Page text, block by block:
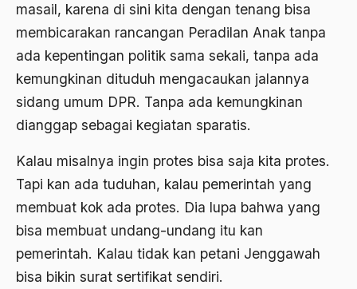
masail, karena di sini kita dengan tenang bisa
membicarakan rancangan Peradilan Anak tanpa
ada kepentingan politik sama sekali, tanpa ada
kemungkinan dituduh mengacaukan jalannya
sidang umum DPR. Tanpa ada kemungkinan
dianggap sebagai kegiatan sparatis.
Kalau misalnya ingin protes bisa saja kita protes.
Tapi kan ada tuduhan, kalau pemerintah yang
membuat kok ada protes. Dia lupa bahwa yang
bisa membuat undang-undang itu kan
pemerintah. Kalau tidak kan petani Jenggawah
bisa bikin surat sertifikat sendiri.
Batak
Batavia
BBM
Beethoven
Begin
Beijing
belanda
Belgia